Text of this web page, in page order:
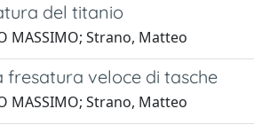
del titanio
MASSIMO; Strano, Matteo
veloce di tasche
MASSIMO; Strano, Matteo